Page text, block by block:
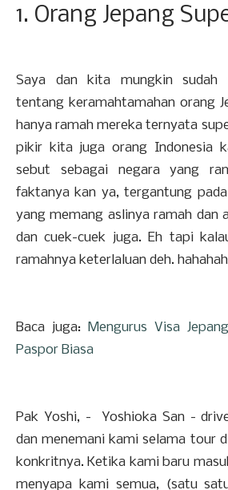
1. Orang Jepang
Saya dan kita mungkin sudah
tentang keramahtamahan orang
hanya ramah mereka ternyata
pikir kita juga orang Indonesia
sebut sebagai negara yang
faktanya kan ya, tergantung
yang memang aslinya ramah dan
dan cuek-cuek juga. Eh tapi
ramahnya keterlaluan deh.
Baca juga: Mengurus Visa
Paspor Biasa
Pak Yoshi, - Yoshioka San -
dan menemani kami selama tour
konkritnya. Ketika kami baru
menyapa kami semua, (satu